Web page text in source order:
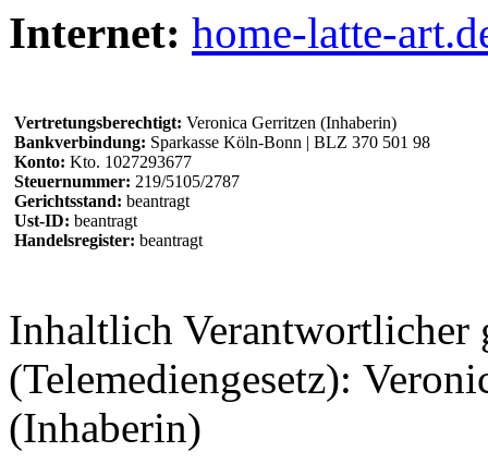
Internet: home-latte-
Vertretungsberechtigt: Veronica Gerritzen (Inhaberin)
Bankverbindung: Sparkasse Köln-Bonn | BLZ 370 501 98
Konto: Kto. 1027293677
Steuernummer: 219/5105/2787
Gerichtsstand: beantragt
Ust-ID: beantragt
Handelsregister: beantragt
Inhaltlich Verantwortlicher
(Telemediengesetz):
(Inhaberin)